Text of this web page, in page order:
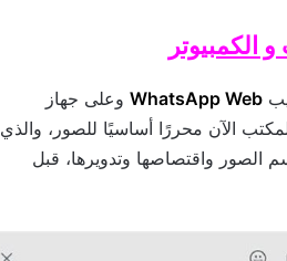
WhatsApp Webوعلى جهاز
الآن محررًا أساسيًا للصور، والذي
الصور واقتصاصها وتدويرها، قبل